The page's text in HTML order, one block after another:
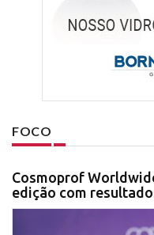
FOCO
Cosmoprof
edição com